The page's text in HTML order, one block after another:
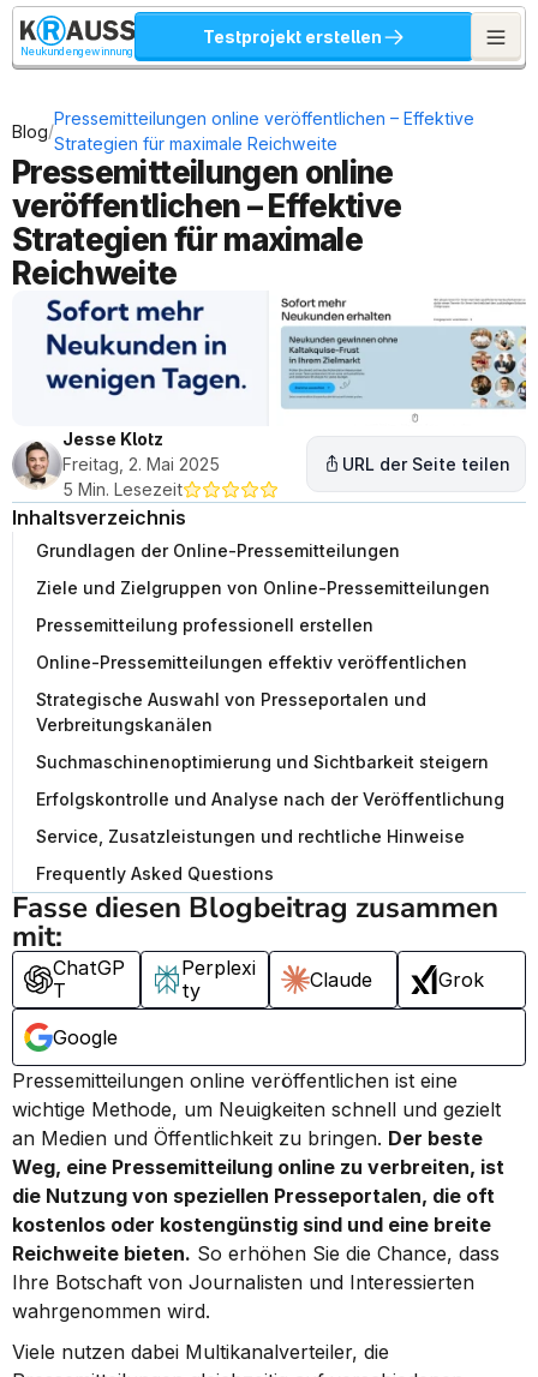
Neukundengewinnung
Testprojekt erstellen
Blog/
Pressemitteilungen online veröffentlichen – Effektive
Strategien für maximale Reichweite
Pressemitteilungen online
veröffentlichen – Effektive
Strategien für maximale
Reichweite
Jesse Klotz
Freitag, 2. Mai 2025
5 Min. Lesezeit
URL der Seite teilen
Inhaltsverzeichnis
Grundlagen der Online-Pressemitteilungen
Ziele und Zielgruppen von Online-Pressemitteilungen
Pressemitteilung professionell erstellen
Online-Pressemitteilungen effektiv veröffentlichen
Strategische Auswahl von Presseportalen und
Verbreitungskanälen
Suchmaschinenoptimierung und Sichtbarkeit steigern
Erfolgskontrolle und Analyse nach der Veröffentlichung
Service, Zusatzleistungen und rechtliche Hinweise
Frequently Asked Questions
Fasse diesen Blogbeitrag zusammen
mit:
ChatGP
T
Perplexi
ty
Claude Grok
Google
Pressemitteilungen online veröffentlichen ist eine
wichtige Methode, um Neuigkeiten schnell und gezielt
an Medien und Öffentlichkeit zu bringen. Der beste
Weg, eine Pressemitteilung online zu verbreiten, ist
die Nutzung von speziellen Presseportalen, die oft
kostenlos oder kostengünstig sind und eine breite
Reichweite bieten. So erhöhen Sie die Chance, dass
Ihre Botschaft von Journalisten und Interessierten
wahrgenommen wird.
Viele nutzen dabei Multikanalverteiler, die